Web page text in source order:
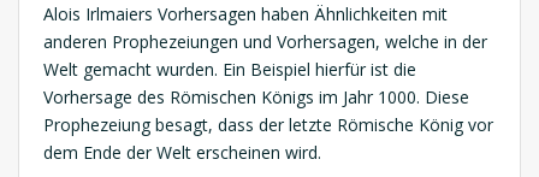
Alois Irlmaiers Vorhersagen haben Ähnlichkeiten mit
anderen Prophezeiungen und Vorhersagen, welche in der
Welt gemacht wurden. Ein Beispiel hierfür ist die
Vorhersage des Römischen Königs im Jahr 1000. Diese
Prophezeiung besagt, dass der letzte Römische König vor
dem Ende der Welt erscheinen wird.